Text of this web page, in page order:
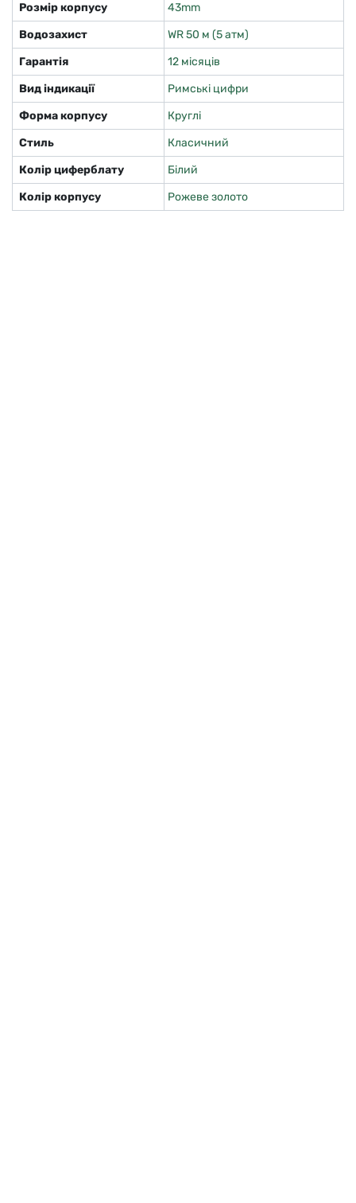
Розмір корпусу
43mm
Водозахист
WR 50 м (5 атм)
Гарантія
12 місяців
Вид індикації
Римські цифри
Форма корпусу
Круглі
Стиль
Класичний
Колір циферблату
Білий
Колір корпусу
Рожеве золото